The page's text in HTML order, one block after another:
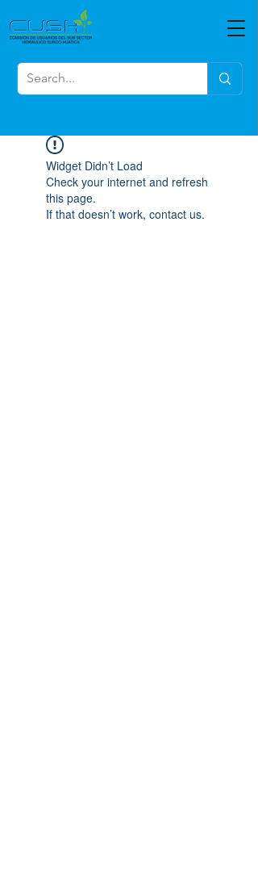
Widget Didn’t Load
Check your internet and refresh
this page.
If that doesn’t work, contact us.